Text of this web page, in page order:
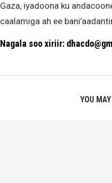
Gaza, iyadoona ku
caalamiga ah ee
Nagala soo xiriir:
YOU